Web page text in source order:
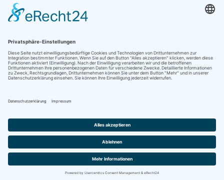
+49 (0)45 31 - 80 99 20
info@hiss-reet.de
Datenschutz
Strohschirm Reparatur